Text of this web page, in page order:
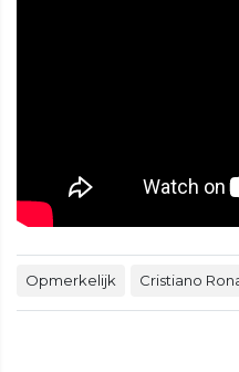
Opmerkelijk Cristiano